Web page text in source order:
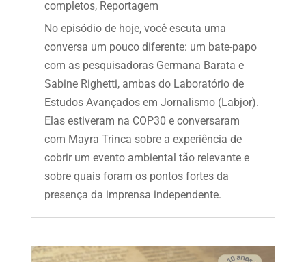
completos, Reportagem
No episódio de hoje, você escuta uma
conversa um pouco diferente: um bate-papo
com as pesquisadoras Germana Barata e
Sabine Righetti, ambas do Laboratório de
Estudos Avançados em Jornalismo (Labjor).
Elas estiveram na COP30 e conversaram
com Mayra Trinca sobre a experiência de
cobrir um evento ambiental tão relevante e
sobre quais foram os pontos fortes da
presença da imprensa independente.